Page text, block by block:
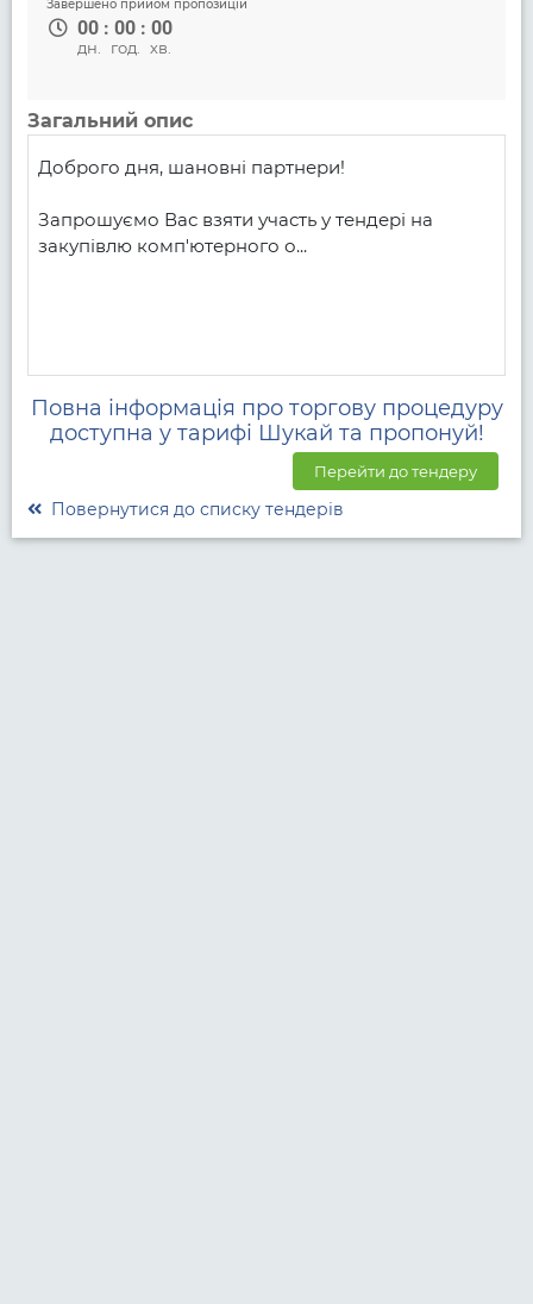
Завершено прийом пропозицій
00 : 00 : 00
дн. год. хв.
Загальний опис
Доброго дня, шановні партнери!
Запрошуємо Вас взяти участь у тендері на
закупівлю комп'ютерного о...
Повна інформація про торгову процедуру
доступна у тарифі Шукай та пропонуй!
Перейти до тендеру
Повернутися до списку тендерів